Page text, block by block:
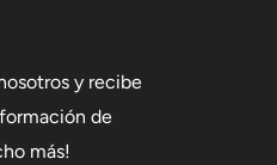
y recibe
de
más!